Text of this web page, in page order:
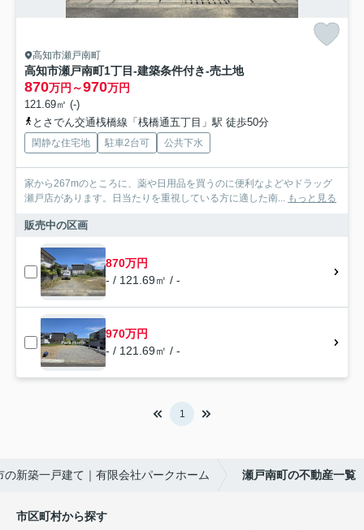
高知市瀬戸南町
高知市瀬戸南町1丁目-建築条件付き-売土地
870万円～970万円
121.69㎡ (-)
とさでん交通桟橋線「桟橋通五丁目」駅 徒歩50分
閑静な住宅地 駐車2台可 公共下水
家から267mのところに、薬や日用品を買うのに便利なよどやドラッグ
瀬戸店があります。日当たりを重視している方に適した南... もっと見る
販売中の区画
870万円
- / 121.69㎡ / -
970万円
- / 121.69㎡ / -
1
の新築一戸建て｜有限会社パークホーム 瀬戸南町の不動産一覧
市区町村から探す